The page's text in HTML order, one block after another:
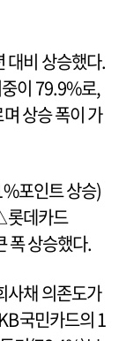
대비 상승했다.
이 79.9%로,
상승 폭이 가
포인트 상승)
데카드
폭 상승했다.
사채 의존도가
국민카드의 1